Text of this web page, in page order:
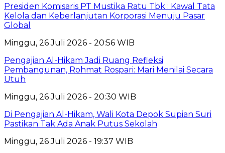
Presiden Komisaris PT Mustika Ratu Tbk : Kawal Tata
Kelola dan Keberlanjutan Korporasi Menuju Pasar
Global
Minggu, 26 Juli 2026 - 20:56 WIB
Pengajian Al-Hikam Jadi Ruang Refleksi
Pembangunan, Rohmat Rospari: Mari Menilai Secara
Utuh
Minggu, 26 Juli 2026 - 20:30 WIB
Di Pengajian Al-Hikam, Wali Kota Depok Supian Suri
Pastikan Tak Ada Anak Putus Sekolah
Minggu, 26 Juli 2026 - 19:37 WIB